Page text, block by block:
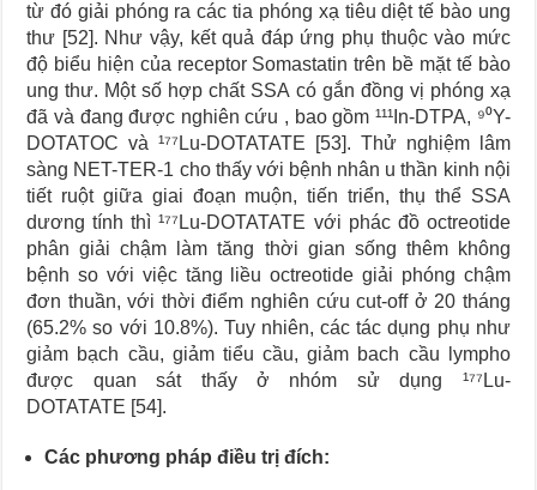
từ đó giải phóng ra các tia phóng xạ tiêu diệt tế bào ung
thư [52]. Như vậy, kết quả đáp ứng phụ thuộc vào mức
độ biểu hiện của receptor Somastatin trên bề mặt tế bào
ung thư. Một số hợp chất SSA có gắn đồng vị phóng xạ
đã và đang được nghiên cứu , bao gồm ¹¹¹In-DTPA, ⁹⁰Y-
DOTATOC và ¹⁷⁷Lu-DOTATATE [53]. Thử nghiệm lâm
sàng NET-TER-1 cho thấy với bệnh nhân u thần kinh nội
tiết ruột giữa giai đoạn muộn, tiến triển, thụ thể SSA
dương tính thì ¹⁷⁷Lu-DOTATATE với phác đồ octreotide
phân giải chậm làm tăng thời gian sống thêm không
bệnh so với việc tăng liều octreotide giải phóng chậm
đơn thuần, với thời điểm nghiên cứu cut-off ở 20 tháng
(65.2% so với 10.8%). Tuy nhiên, các tác dụng phụ như
giảm bạch cầu, giảm tiểu cầu, giảm bach cầu lympho
được quan sát thấy ở nhóm sử dụng ¹⁷⁷Lu-
DOTATATE [54].
Các phương pháp điều trị đích: